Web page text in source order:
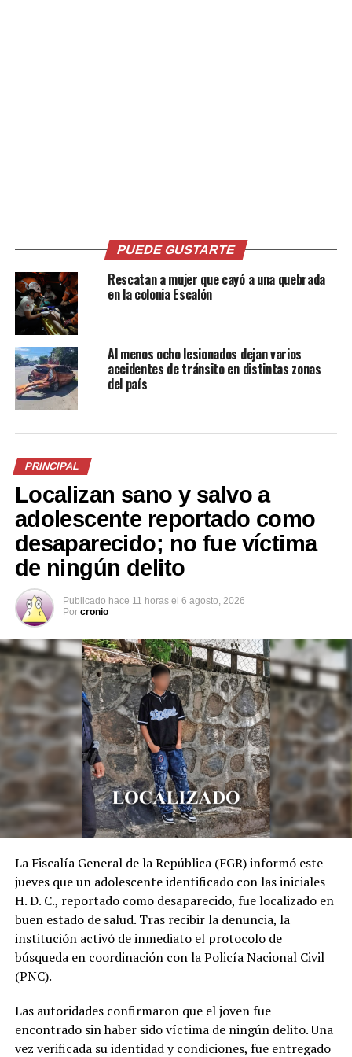
Comparte esto:
Me gusta esto:
Relacionado
Vehículo termina llantas
arriba en la avenida
Masferrer Norte, en San
Salvador
24 octubre, 2022
En «Nacionales»
Redondel Masferrer y
abandona su vehículo
18 noviembre, 2021
En «Nacionales»
¿Quién conducía la Hummer
accidentada en el
Masferrer? PNC niega que
Presidente
19 febrero, 2018
En «Nacionales»
RELATED TOPICS:
ACCIDENTE DE TRÁNSITO
AVENIDA MASFERRER
PRINCIPAL1
SAN SALVADOR
VEHÍCULO
Detienen a «coyote» cuando intentaba llevar a una
persona hacia EE.UU.
DON'T MISS
PUEDE GUSTARTE
Rescatan a mujer que cayó a una quebrada
en la colonia Escalón
Al menos ocho lesionados dejan varios
accidentes de tránsito en distintas zonas
del país
PRINCIPAL
Localizan sano y salvo a
adolescente reportado como
desaparecido; no fue víctima
de ningún delito
Publicado hace 11 horas el 6 agosto, 2026
Por cronio
La Fiscalía General de la República (FGR) informó este
jueves que un adolescente identificado con las iniciales
H. D. C., reportado como desaparecido, fue localizado en
buen estado de salud. Tras recibir la denuncia, la
institución activó de inmediato el protocolo de
búsqueda en coordinación con la Policía Nacional Civil
(PNC).
Las autoridades confirmaron que el joven fue
encontrado sin haber sido víctima de ningún delito. Una
vez verificada su identidad y condiciones, fue entregado